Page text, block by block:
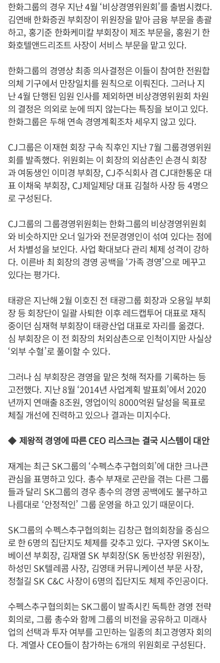
한화그룹의 경우 지난4월 ‘비상경영위원회’를 출범시켰다.
김연배 한화증권 부회장이 위원장을 맡아 금융 부문을 총괄
하고, 홍기준 한화케미칼 부회장이 제조 부문을, 홍원기 한
화호텔앤드리조트 사장이 서비스 부문을 맡고 있다.
한화그룹의 경영상 최종 의사결정은 이들이 참여한 전원합
의체 기구에서 만장일치를 원칙으로 이뤄진다. 그러나 지
난4월 단행된 임원 인사를 제외하면 비상경영위원회 차원
의 결정은 의외로 눈에 띄지 않는다는 특징을 보이고 있다.
한화그룹은 두해 연속 경영계획조차 세우지 않고 있다.
CJ그룹은 이재현 회장 구속 직후인 지난7월 그룹경영위원
회를 발족했다. 위원회는 이 회장의 외삼촌인 손경식 회장
과 여동생인 이미경 부회장, CJ주식회사 겸 CJ대한통운 대
표 이채욱 부회장, CJ제일제당 대표 김철하 사장 등4명으
로 구성된다.
CJ그룹의 그룹경영위원회는 한화그룹의 비상경영위원회
와 비슷하지만 오너 일가와 전문경영인이 섞여 있다는 점에
서 차별성을 보인다. 사업 확대보다 관리 체제 성격이 강하
다. 이른바 최 회장의 경영 공백을‘가족 경영’으로 메꾸고
있다는 평가다.
태광은 지난해 2월 이호진 전 태광그룹 회장과 오용일 부회
장 등 회장단이 일괄 사퇴한 이후 레드캡투어 대표로 재직
중이던 심재혁 부회장이 태광산업 대표로 자리를 옮겼다.
심 부회장은 이 전 회장의 처외삼촌으로 인척이지만 사실상
‘외부 수혈’로 풀이할 수 있다.
그러나 심 부회장은 경영을 맡은 첫해 적자를 기록하는 등
고전했다. 지난8월 ‘2014년 사업계획 발표회’에서 2020
년까지 연매출8조원, 영업이익 8000억원 달성을 목표로
체질 개선에 진력하고 있으나 결과는 미지수다.
◆제왕적 경영에 따른CEO 리스크는 결국 시스템이 대안
재계는 최근SK그룹의 ‘수펙스추구협의회’에 대한 크나큰
관심을 표명하고 있다. 총수 부재로 곤란을 겪는 다른 그룹
들과 달리 SK그룹의 경우 총수의 경영 공백에도 불구하고
나름대로 ‘안정적인’ 그룹 운영을 하고 있기 때문이다.
SK그룹의 수펙스추구협의회는 김창근 협의회장을 중심으
로 한6명의 집단지도 체제를 갖추고 있다. 구자영 SK이노
베이션 부회장, 김재열 SK부회장(SK 동반성장 위원장),
하성민 SK텔레콤 사장, 김영태 커뮤니케이션 부문 사장,
정철길 SK C&C 사장이 6명의 집단지도 체제 주인공이다.
수펙스추구협의회는SK그룹이 발족시킨 독특한 경영 전략
회의로, 그룹 총수와 함께 그룹의 비전을 공유하고 미래사
업의 선택과 투자 여부를 고민하는 일종의 최고경영자 회의
다. 계열사 CEO들이 참가하는6개의 위원회로 구성된다.